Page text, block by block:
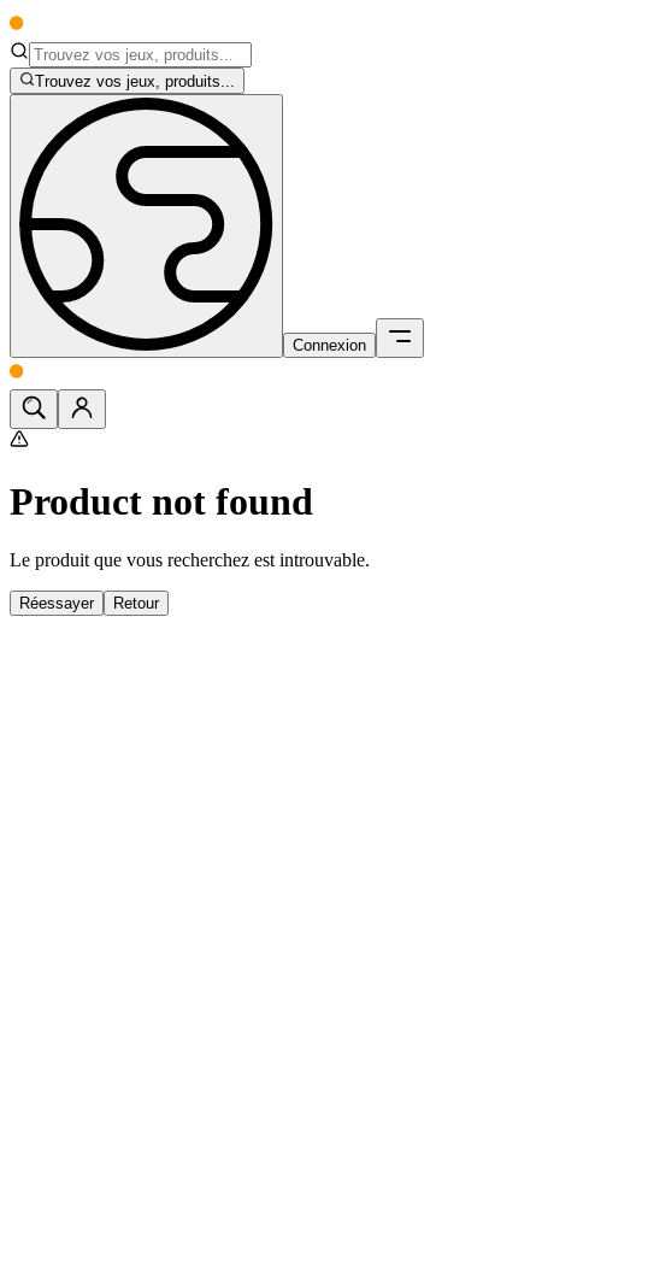
Trouvez vos jeux, produits...
Connexion
Product not found
Le produit que vous recherchez est introuvable.
Réessayer Retour